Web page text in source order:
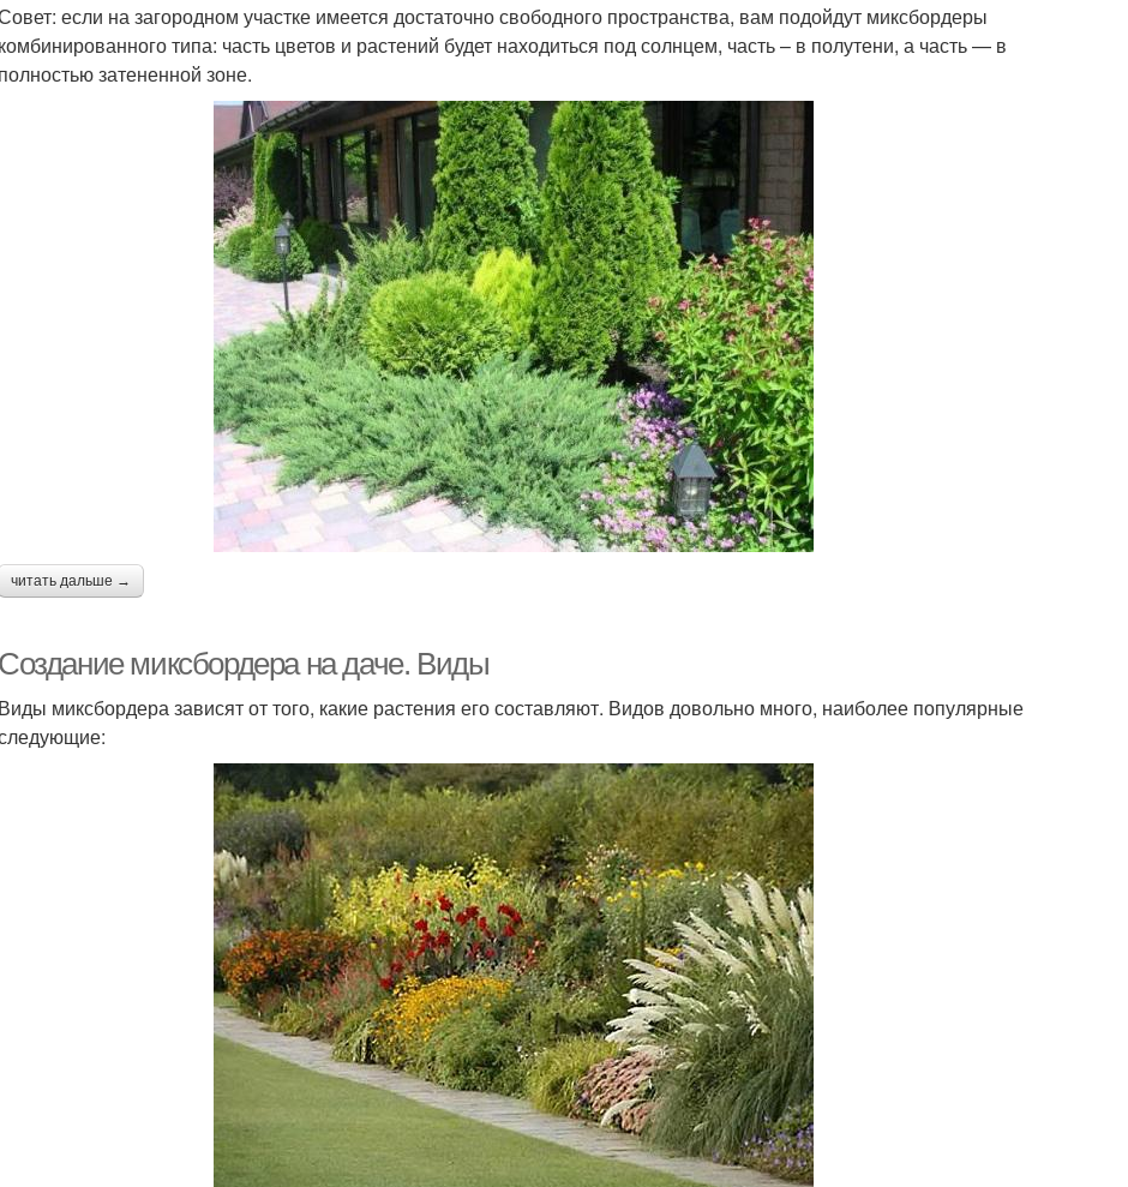
если на загородном участке имеется достаточно свободного пространства, вам подойдут миксбордеры
комбинированного типа: часть цветов и растений будет находиться под солнцем, часть – в полутени, а часть — в
полностью затененной зоне.
читать дальше →
Создание миксбордера на даче. Виды
Виды миксбордера зависят от того, какие растения его составляют. Видов довольно много, наиболее популярные